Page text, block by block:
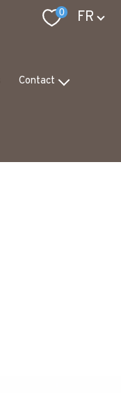
0 Langue
FR
Contact